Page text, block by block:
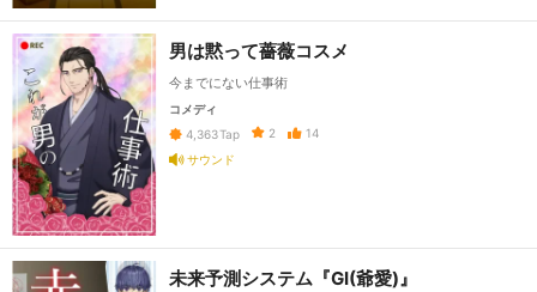
男は黙って薔薇コスメ
今までにない仕事術
コメディ
4,363Tap 2
14
サウンド
未来予測システム『GI(爺愛)』